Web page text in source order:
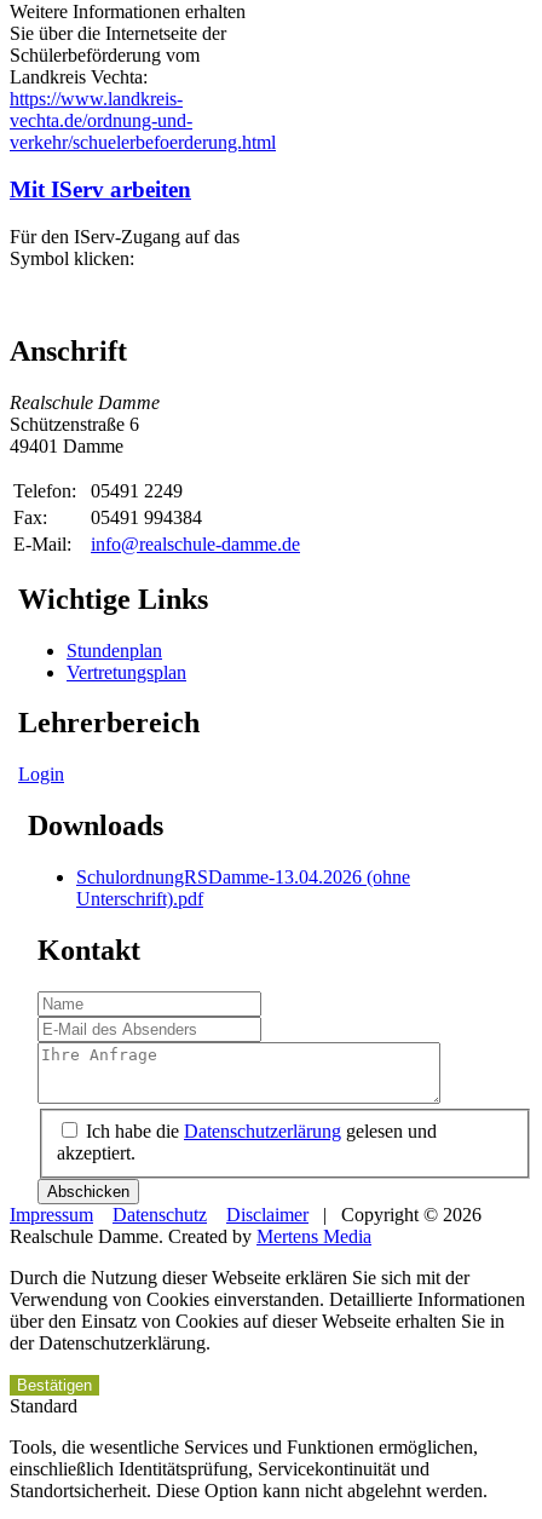
Weitere Informationen erhalten
Sie über die Internetseite der
Schülerbeförderung vom
Landkreis Vechta:
https://www.landkreis-
vechta.de/ordnung-und-
verkehr/schuelerbefoerderung.html
Mit IServ arbeiten
Für den IServ-Zugang auf das
Symbol klicken:
Anschrift
Realschule Damme
Schützenstraße 6
49401 Damme
Telefon:
05491 2249
Fax:
05491 994384
E-Mail:
info@realschule-damme.de
Wichtige Links
Stundenplan
Vertretungsplan
Lehrerbereich
Login
Downloads
SchulordnungRSDamme-13.04.2026 (ohne
Unterschrift).pdf
Kontakt
Ich habe die Datenschutzerlärung gelesen und
akzeptiert.
Abschicken
Impressum Datenschutz Disclaimer| Copyright © 2026
Realschule Damme. Created by Mertens Media
Durch die Nutzung dieser Webseite erklären Sie sich mit der
Verwendung von Cookies einverstanden. Detaillierte Informationen
über den Einsatz von Cookies auf dieser Webseite erhalten Sie in
der Datenschutzerklärung.
Bestätigen
Standard
Tools, die wesentliche Services und Funktionen ermöglichen,
einschließlich Identitätsprüfung, Servicekontinuität und
Standortsicherheit. Diese Option kann nicht abgelehnt werden.